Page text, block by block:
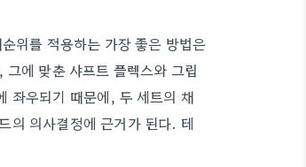
위를 적용하는 가장 좋은 방법은
에 맞춘 샤프트 플렉스와 그립
좌우되기 때문에, 두 세트의 채
의 의사결정에 근거가 된다. 테